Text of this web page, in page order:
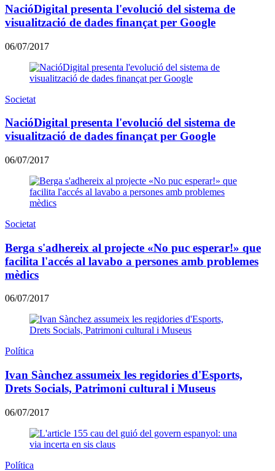
NacióDigital presenta l'evolució del sistema de
visualització de dades finançat per Google
06/07/2017
Societat
NacióDigital presenta l'evolució del sistema de
visualització de dades finançat per Google
06/07/2017
Societat
Berga s'adhereix al projecte «No puc esperar!» que
facilita l'accés al lavabo a persones amb problemes
mèdics
06/07/2017
Política
Ivan Sànchez assumeix les regidories d'Esports,
Drets Socials, Patrimoni cultural i Museus
06/07/2017
Política